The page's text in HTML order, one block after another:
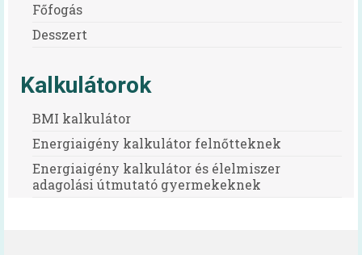
Főfogás
Desszert
Kalkulátorok
BMI kalkulátor
Energiaigény kalkulátor felnőtteknek
Energiaigény kalkulátor és élelmiszer
adagolási útmutató gyermekeknek